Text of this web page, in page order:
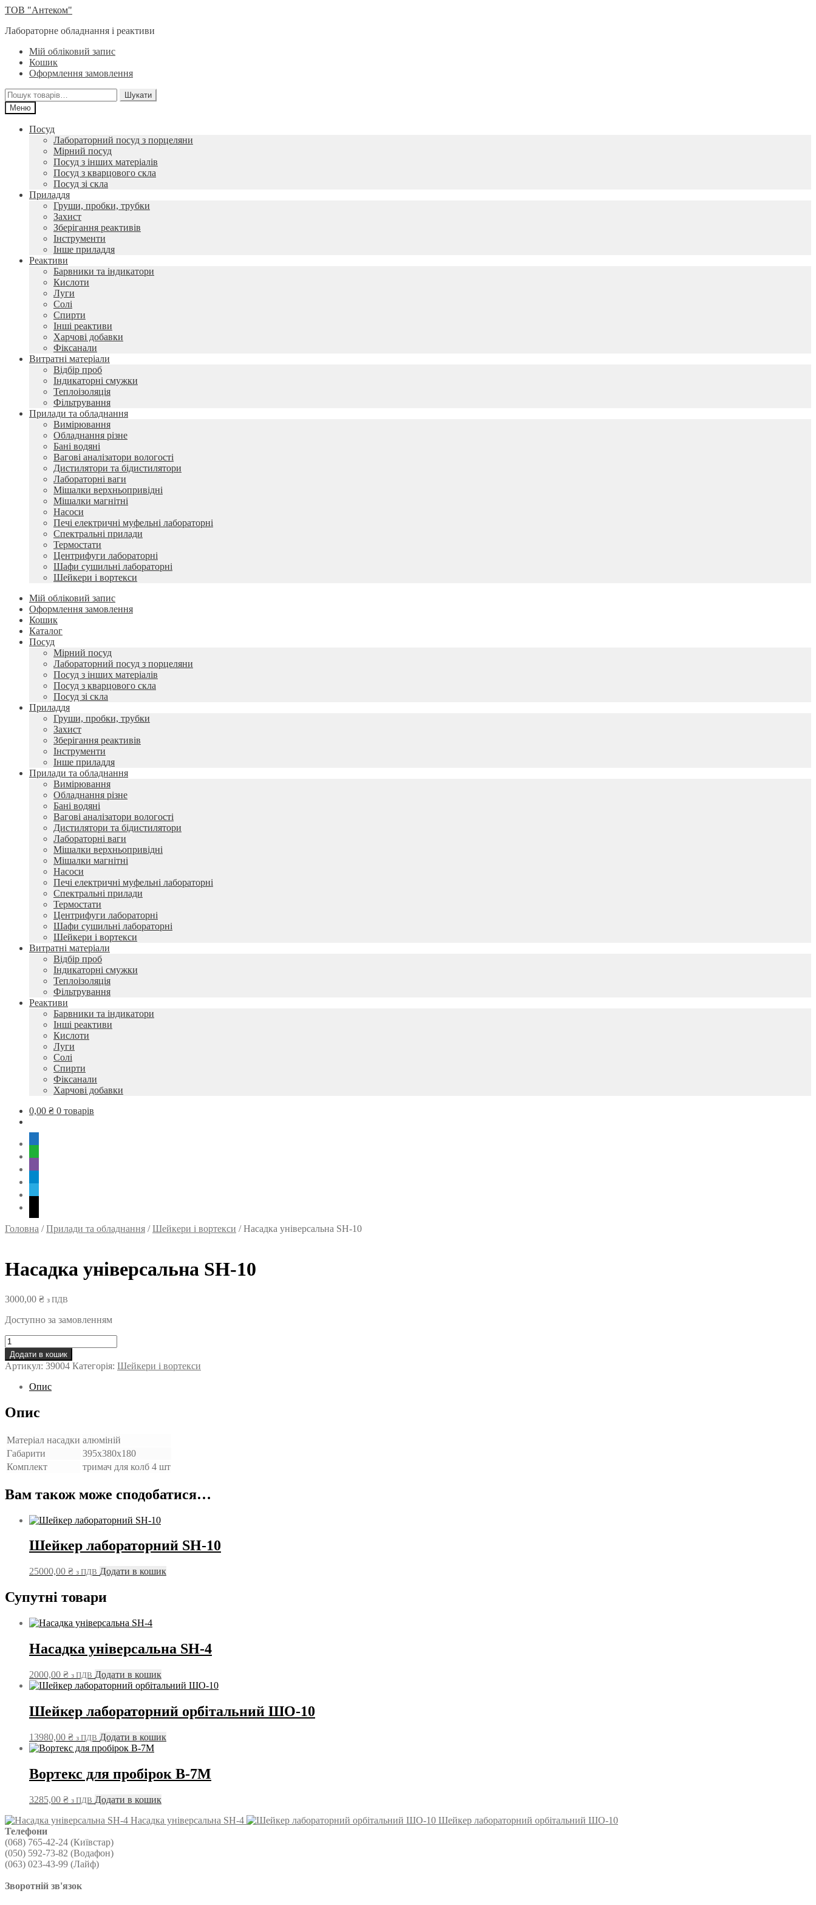
Перейти
навігації
Перейти
вмісту
ТОВ "Антеком"
Лабораторне обладнання і реактиви
Мій обліковий запис
Кошик
Оформлення замовлення
Шукати:
Шукати
Меню
Посуд
Лабораторний посуд з порцеляни
Мірний посуд
Посуд з інших матеріалів
Посуд з кварцового скла
Посуд зі скла
Приладдя
Груши, пробки, трубки
Захист
Зберігання реактивів
Інструменти
Інше приладдя
Реактиви
Барвники та індикатори
Кислоти
Луги
Солі
Спирти
Інші реактиви
Харчові добавки
Фіксанали
Витратні матеріали
Відбір проб
Індикаторні смужки
Теплоізоляція
Фільтрування
Прилади та обладнання
Вимірювання
Обладнання різне
Бані водяні
Вагові аналізатори вологості
Дистилятори та бідистилятори
Лабораторні ваги
Мішалки верхньопривідні
Мішалки магнітні
Насоси
Печі електричні муфельні лабораторні
Спектральні прилади
Термостати
Центрифуги лабораторні
Шафи сушильні лабораторні
Шейкери і вортекси
Мій обліковий запис
Оформлення замовлення
Кошик
Каталог
Посуд
Мірний посуд
Лабораторний посуд з порцеляни
Посуд з інших матеріалів
Посуд з кварцового скла
Посуд зі скла
Приладдя
Груши, пробки, трубки
Захист
Зберігання реактивів
Інструменти
Інше приладдя
Прилади та обладнання
Вимірювання
Обладнання різне
Бані водяні
Вагові аналізатори вологості
Дистилятори та бідистилятори
Лабораторні ваги
Мішалки верхньопривідні
Мішалки магнітні
Насоси
Печі електричні муфельні лабораторні
Спектральні прилади
Термостати
Центрифуги лабораторні
Шафи сушильні лабораторні
Шейкери і вортекси
Витратні матеріали
Відбір проб
Індикаторні смужки
Теплоізоляція
Фільтрування
Реактиви
Барвники та індикатори
Інші реактиви
Кислоти
Луги
Солі
Спирти
Фіксанали
Харчові добавки
0,00 ₴ 0 товарів
Головна /Прилади та обладнання /Шейкери і вортекси /Насадка універсальна SH-10
Насадка універсальна SH-10
3000,00 ₴ з ПДВ
Доступно за замовленням
Насадка
універсальна
SH-
10
кількість
Додати в кошик
Артикул: 39004 Категорія: Шейкери і вортекси
Опис
Опис
Матеріал насадки алюміній
Габарити
395х380х180
Комплект
тримач для колб 4 шт
Вам також може сподобатися…
Шейкер лабораторний SH-10
25000,00 ₴ з ПДВ Додати в кошик
Супутні товари
Насадка універсальна SH-4
2000,00 ₴ з ПДВ Додати в кошик
Шейкер лабораторний орбітальний ШО-10
13980,00 ₴ з ПДВ Додати в кошик
Вортекс для пробірок В-7М
3285,00 ₴ з ПДВ Додати в кошик
Насадка універсальна SH-4
Шейкер лабораторний орбітальний ШО-10
Телефони
(068) 765-42-24 (Київстар)
(050) 592-73-82 (Водафон)
(063) 023-43-99 (Лайф)
Зворотній зв'язок